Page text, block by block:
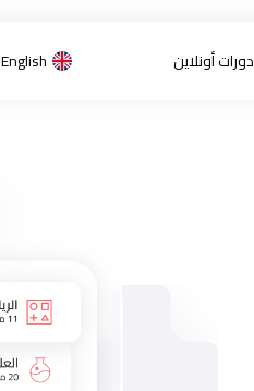
دورات أونلاين English